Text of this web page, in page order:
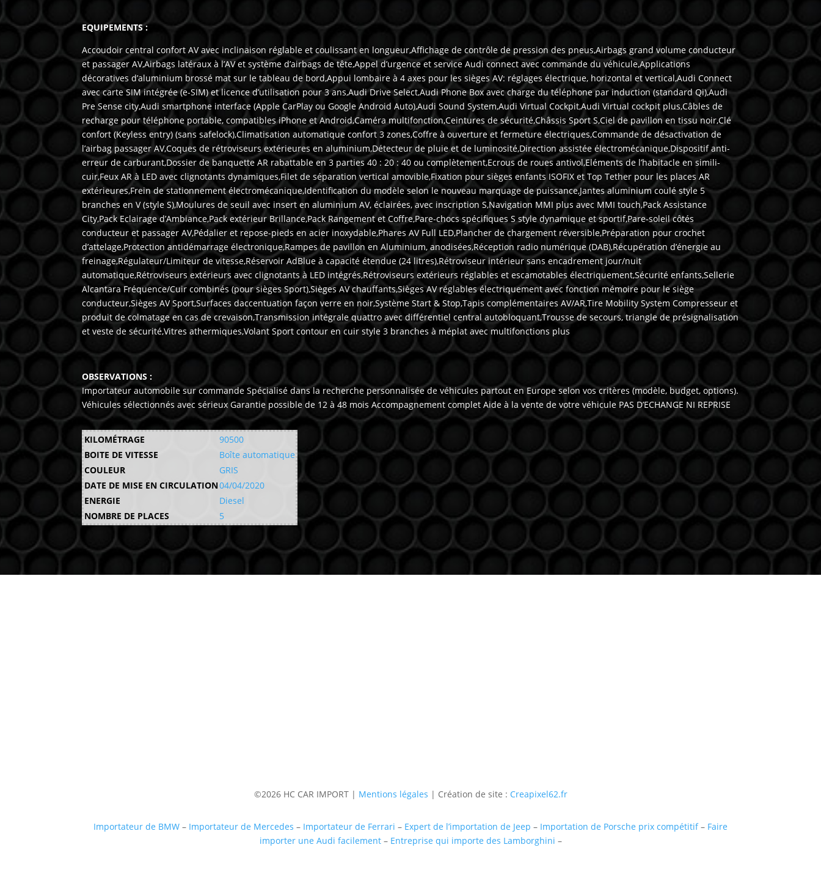
EQUIPEMENTS :
Accoudoir central confort AV avec inclinaison réglable et coulissant en longueur,Affichage de contrôle de pression des pneus,Airbags grand volume conducteur
et passager AV,Airbags latéraux à l’AV et système d’airbags de tête,Appel d’urgence et service Audi connect avec commande du véhicule,Applications
décoratives d’aluminium brossé mat sur le tableau de bord,Appui lombaire à 4 axes pour les sièges AV: réglages électrique, horizontal et vertical,Audi Connect
avec carte SIM intégrée (e-SIM) et licence d’utilisation pour 3 ans,Audi Drive Select,Audi Phone Box avec charge du téléphone par induction (standard Qi),Audi
Pre Sense city,Audi smartphone interface (Apple CarPlay ou Google Android Auto),Audi Sound System,Audi Virtual Cockpit,Audi Virtual cockpit plus,Câbles de
recharge pour téléphone portable, compatibles iPhone et Android,Caméra multifonction,Ceintures de sécurité,Châssis Sport S,Ciel de pavillon en tissu noir,Clé
confort (Keyless entry) (sans safelock),Climatisation automatique confort 3 zones,Coffre à ouverture et fermeture électriques,Commande de désactivation de
l’airbag passager AV,Coques de rétroviseurs extérieures en aluminium,Détecteur de pluie et de luminosité,Direction assistée électromécanique,Dispositif anti-
erreur de carburant,Dossier de banquette AR rabattable en 3 parties 40 : 20 : 40 ou complètement,Ecrous de roues antivol,Eléments de l’habitacle en simili-
cuir,Feux AR à LED avec clignotants dynamiques,Filet de séparation vertical amovible,Fixation pour sièges enfants ISOFIX et Top Tether pour les places AR
extérieures,Frein de stationnement électromécanique,Identification du modèle selon le nouveau marquage de puissance,Jantes aluminium coulé style 5
branches en V (style S),Moulures de seuil avec insert en aluminium AV, éclairées, avec inscription S,Navigation MMI plus avec MMI touch,Pack Assistance
City,Pack Eclairage d’Ambiance,Pack extérieur Brillance,Pack Rangement et Coffre,Pare-chocs spécifiques S style dynamique et sportif,Pare-soleil côtés
conducteur et passager AV,Pédalier et repose-pieds en acier inoxydable,Phares AV Full LED,Plancher de chargement réversible,Préparation pour crochet
d’attelage,Protection antidémarrage électronique,Rampes de pavillon en Aluminium, anodisées,Réception radio numérique (DAB),Récupération d’énergie au
freinage,Régulateur/Limiteur de vitesse,Réservoir AdBlue à capacité étendue (24 litres),Rétroviseur intérieur sans encadrement jour/nuit
automatique,Rétroviseurs extérieurs avec clignotants à LED intégrés,Rétroviseurs extérieurs réglables et escamotables électriquement,Sécurité enfants,Sellerie
Alcantara Fréquence/Cuir combinés (pour sièges Sport),Sièges AV chauffants,Sièges AV réglables électriquement avec fonction mémoire pour le siège
conducteur,Sièges AV Sport,Surfaces daccentuation façon verre en noir,Système Start & Stop,Tapis complémentaires AV/AR,Tire Mobility System Compresseur et
produit de colmatage en cas de crevaison,Transmission intégrale quattro avec différentiel central autobloquant,Trousse de secours, triangle de présignalisation
et veste de sécurité,Vitres athermiques,Volant Sport contour en cuir style 3 branches à méplat avec multifonctions plus
OBSERVATIONS :
Importateur automobile sur commande Spécialisé dans la recherche personnalisée de véhicules partout en Europe selon vos critères (modèle, budget, options).
Véhicules sélectionnés avec sérieux Garantie possible de 12 à 48 mois Accompagnement complet Aide à la vente de votre véhicule PAS D’ECHANGE NI REPRISE
KILOMÉTRAGE
90500
BOITE DE VITESSE
Boîte automatique
COULEUR
GRIS
DATE DE MISE EN CIRCULATION04/04/2020
ENERGIE
Diesel
NOMBRE DE PLACES
5
©2026 HC CAR IMPORT | Mentions légales | Création de site : Creapixel62.fr
Importateur de BMW – Importateur de Mercedes – Importateur de Ferrari – Expert de l’importation de Jeep – Importation de Porsche prix compétitif– Faire
importer une Audi facilement– Entreprise qui importe des Lamborghini –